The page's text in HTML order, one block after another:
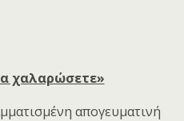
χαλαρώσετε»
απογευματινή